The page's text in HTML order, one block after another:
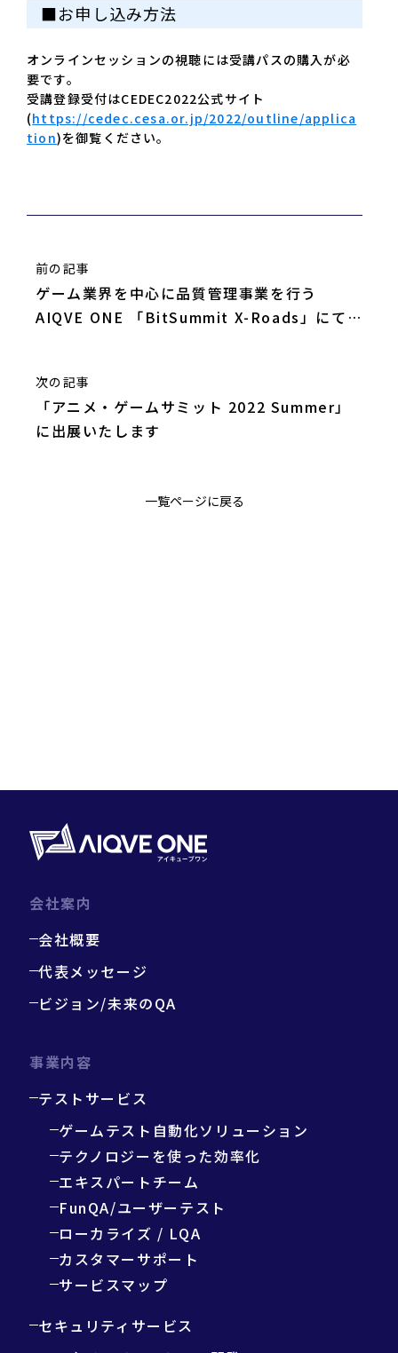
■お申し込み方法
オンラインセッションの視聴には受講パスの購入が必
要です。
受講登録受付はCEDEC2022公式サイト
(https://cedec.cesa.or.jp/2022/outline/applica
tion)を御覧ください。
前の記事
ゲーム業界を中心に品質管理事業を行う
AIQVE ONE 「BitSummit X-Roads」にて
次の記事
「アニメ・ゲームサミット 2022 Summer」
に出展いたします
一覧ページに戻る
会社案内
会社概要
代表メッセージ
ビジョン/未来のQA
事業内容
テストサービス
ゲームテスト自動化ソリューション
テクノロジーを使った効率化
エキスパートチーム
FunQA/ユーザーテスト
ローカライズ / LQA
カスタマーサポート
サービスマップ
セキュリティサービス